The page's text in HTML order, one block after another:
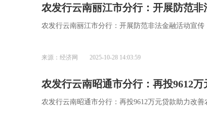
农发行云南丽江市分行：开展防范非
农发行云南丽江市分行：开展防范非法金融活动宣传
来源：经济网 2025-10-28 14:03:59
农发行云南昭通市分行：再投9612
农发行云南昭通市分行：再投9612万元贷款助力改善